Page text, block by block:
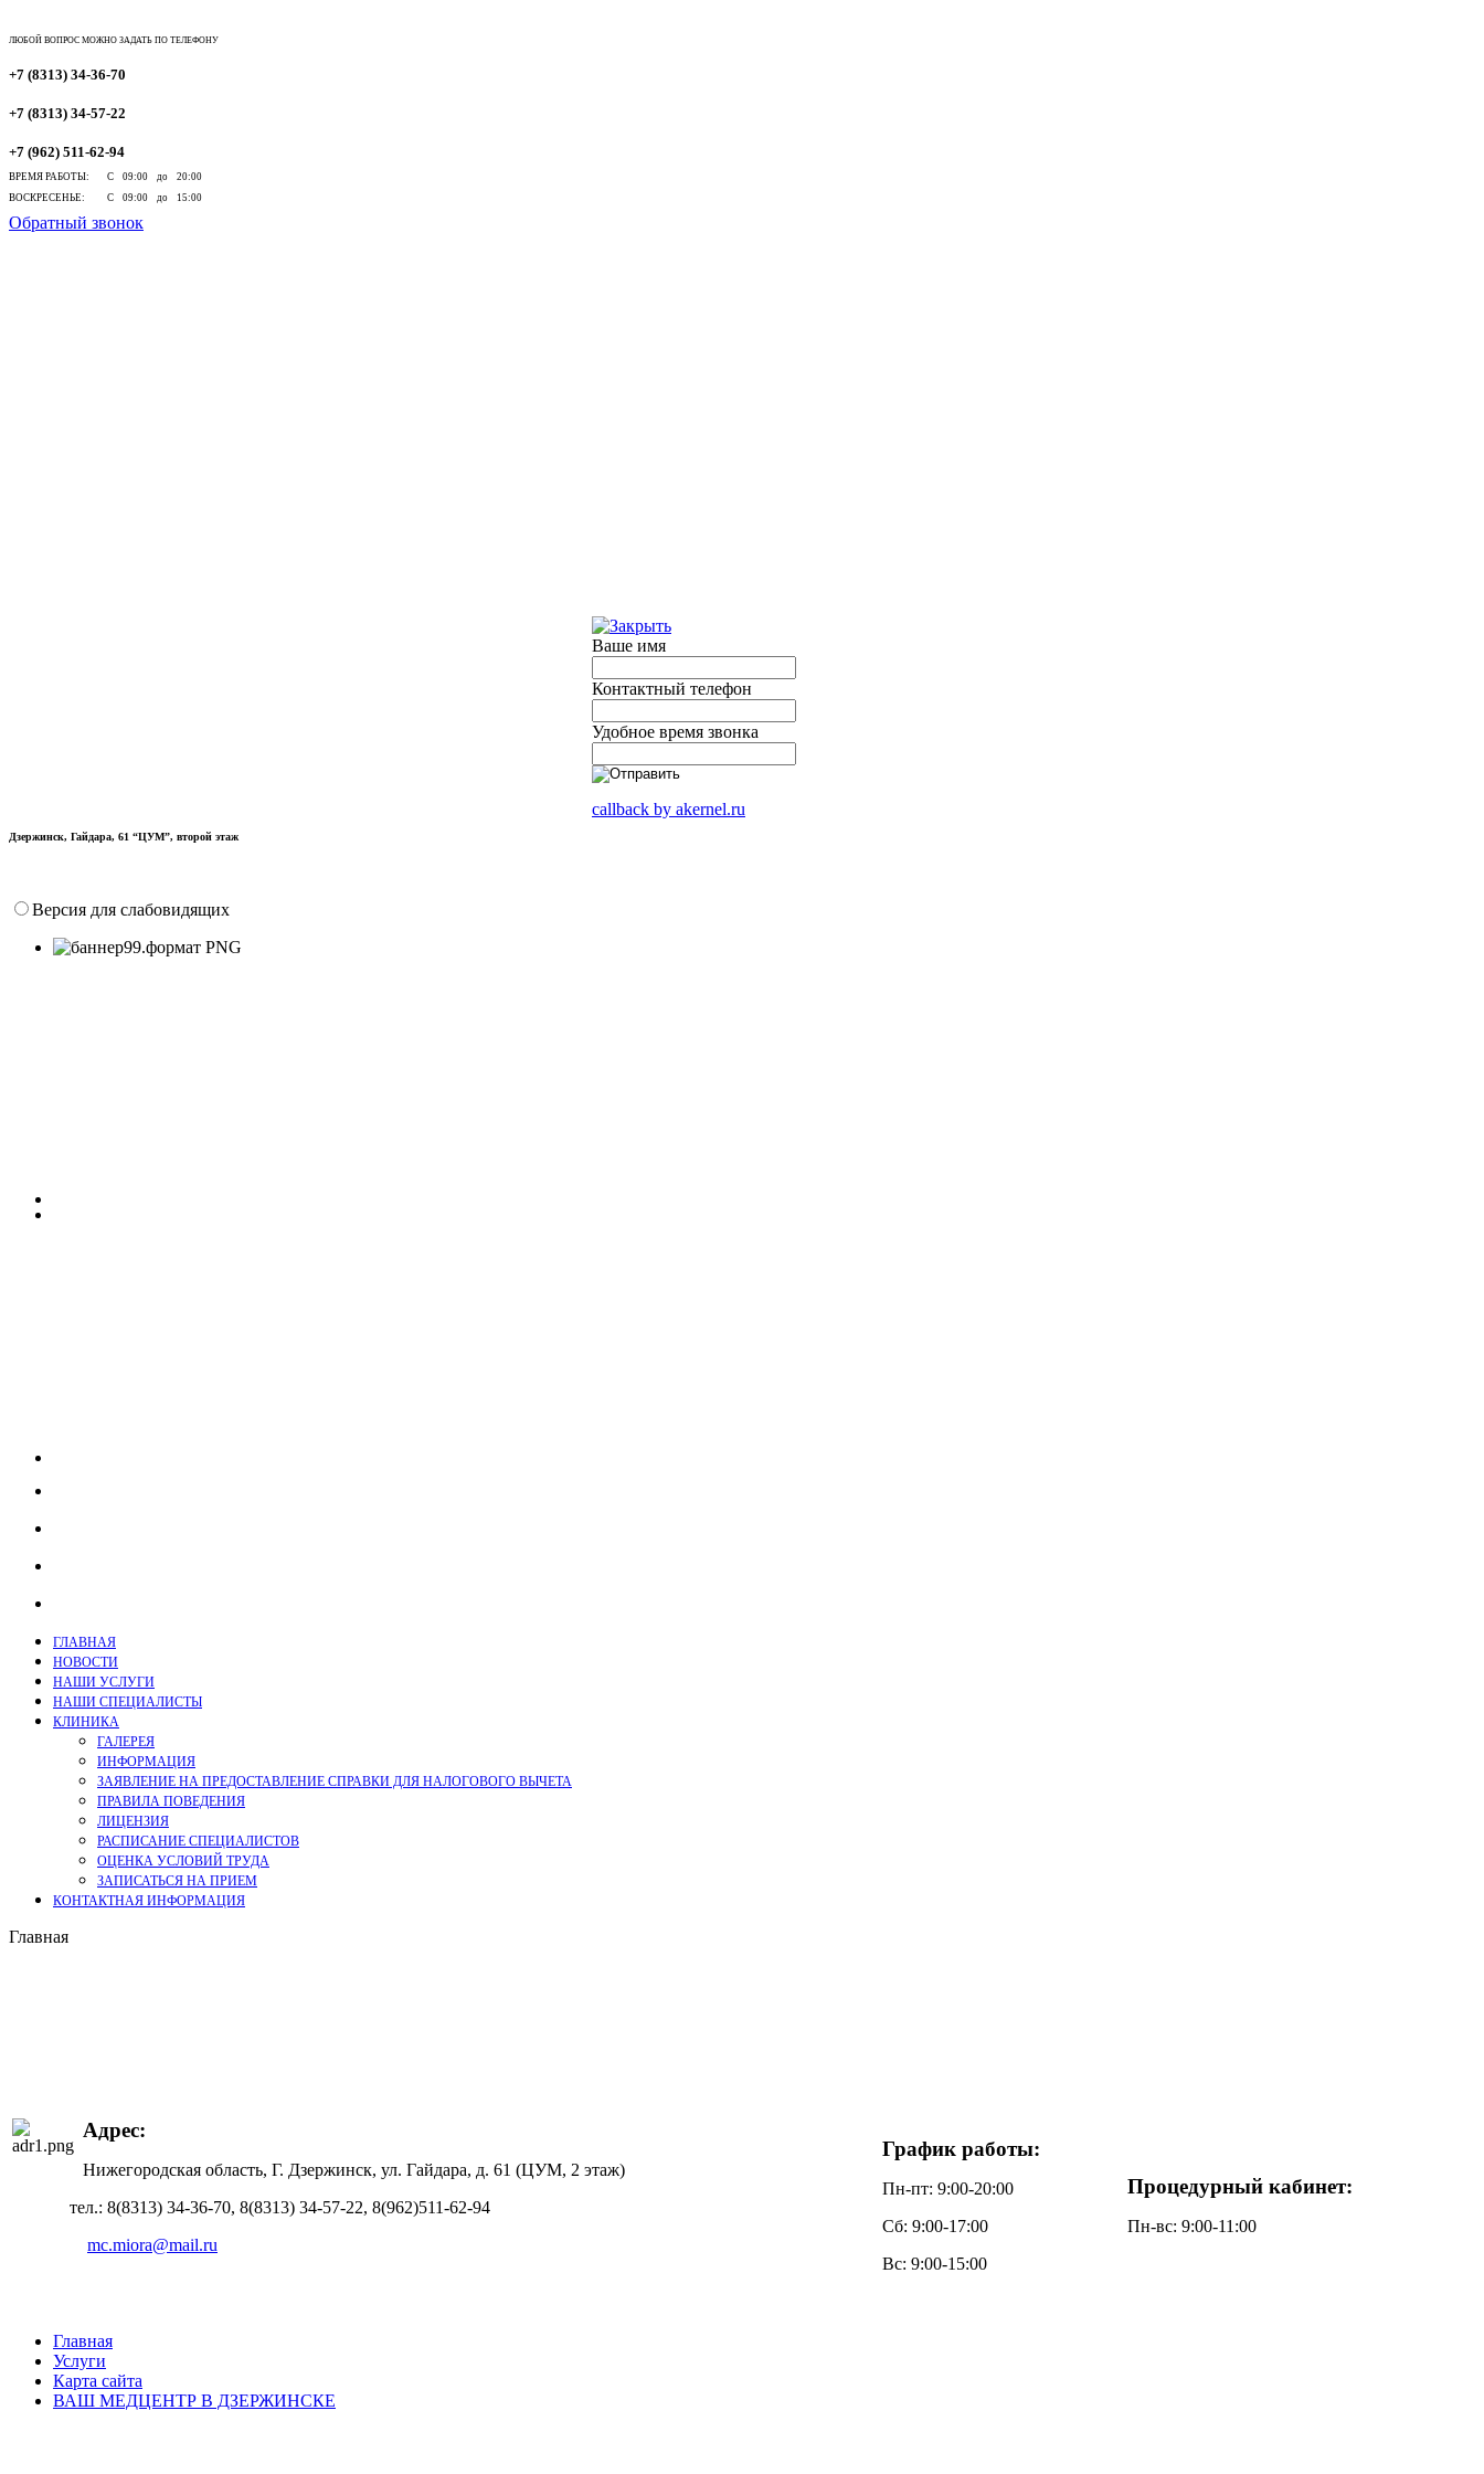
ЛЮБОЙ ВОПРОС МОЖНО ЗАДАТЬ ПО ТЕЛЕФОНУ
+7 (8313) 34-36-70
+7 (8313) 34-57-22
+7 (962) 511-62-94
ВРЕМЯ РАБОТЫ:
С 09:00 до 20:00
ВОСКРЕСЕНЬЕ:
С 09:00 до 15:00
Обратный звонок
Ваше имя
Контактный телефон
Удобное время звонка
callback by akernel.ru
Дзержинск, Гайдара, 61 “ЦУМ”, второй этаж
Версия для слабовидящих
ГЛАВНАЯ
НОВОСТИ
НАШИ УСЛУГИ
НАШИ СПЕЦИАЛИСТЫ
КЛИНИКА
ГАЛЕРЕЯ
ИНФОРМАЦИЯ
ЗАЯВЛЕНИЕ НА ПРЕДОСТАВЛЕНИЕ СПРАВКИ ДЛЯ НАЛОГОВОГО ВЫЧЕТА
ПРАВИЛА ПОВЕДЕНИЯ
ЛИЦЕНЗИЯ
РАСПИСАНИЕ СПЕЦИАЛИСТОВ
ОЦЕНКА УСЛОВИЙ ТРУДА
ЗАПИСАТЬСЯ НА ПРИЕМ
КОНТАКТНАЯ ИНФОРМАЦИЯ
Главная
Адрес:
Нижегородская область, Г. Дзержинск, ул. Гайдара, д. 61 (ЦУМ, 2 этаж)
тел.: 8(8313) 34-36-70, 8(8313) 34-57-22, 8(962)511-62-94
mc.miora@mail.ru
График работы:
Пн-пт: 9:00-20:00
Сб: 9:00-17:00
Вс: 9:00-15:00
Процедурный кабинет:
Пн-вс: 9:00-11:00
Главная
Услуги
Карта сайта
ВАШ МЕДЦЕНТР В ДЗЕРЖИНСКЕ